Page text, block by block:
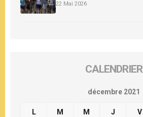
22 Mai 2026
CALENDRIER
décembre 2021
L M M J V